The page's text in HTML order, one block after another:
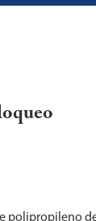
polipropileno